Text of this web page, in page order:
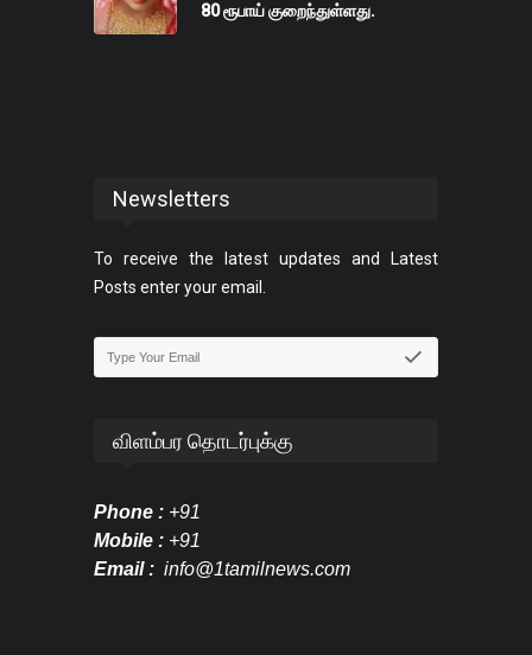
80 ரூபாய் குறைந்துள்ளது.
Newsletters
To receive the latest updates and Latest
Posts enter your email.
விளம்பர தொடர்புக்கு
Phone : +91
Mobile : +91
Email : info@1tamilnews.com